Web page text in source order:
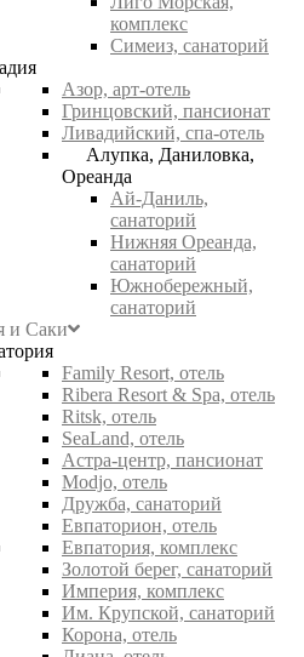
комплекс
Симеиз, санаторий
Азор, арт-отель
Гринцовский, пансионат
Ливадийский, спа-отель
Алупка, Даниловка,
Ореанда
Ай-Даниль,
санаторий
Нижняя Ореанда,
санаторий
Южнобережный,
санаторий
и Саки
Family Resort, отель
Ribera Resort & Spa, отель
Ritsk, отель
SeaLand, отель
Астра-центр, пансионат
Modjo, отель
Дружба, санаторий
Евпаторион, отель
Евпатория, комплекс
Золотой берег, санаторий
Империя, комплекс
Им. Крупской, санаторий
Корона, отель